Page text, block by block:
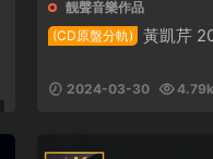
靓聲音樂作品
(CD原盤分軌)
黃凱芹
2024-03-30 4.79k